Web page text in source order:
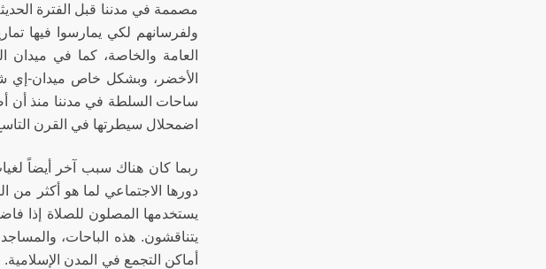
مصممة في مدننا قبل الفترة
ولفرسانهم لكي يمارسوا فيها
العامة والخاصة، كما في
الأخضر، وبشكل خاص ميدان-إي
ساحات السلطة في مدننا منذ أن
اضمحلال سيطرتها في القرن
ربما كان هناك سبب آخر أيضاً
دورها الاجتماعي لما هو أكثر من
يستخدمها المصلون للصلاة إذا
يتناقشون. هذه الباحات،
أماكن التجمع في المدن